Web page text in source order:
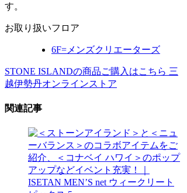
す。
お取り扱いフロア
6F= メンズクリエーターズ
STONE ISLANDの商品ご購入はこちら 三
越伊勢丹オンラインストア
関連記事